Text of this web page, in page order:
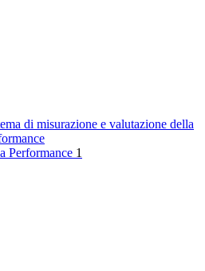
di misurazione e valutazione della
Performance 1